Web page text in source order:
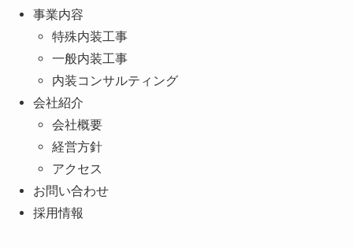
事業内容
特殊内装工事
一般内装工事
内装コンサルティング
会社紹介
会社概要
経営方針
アクセス
お問い合わせ
採用情報